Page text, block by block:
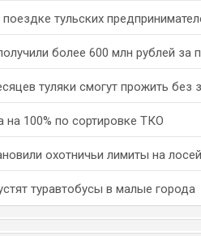
тульских
более 600 млн рублей за
туляки смогут прожить без
на 100% по сортировке ТКО
охотничьи лимиты на
туравтобусы в малые города